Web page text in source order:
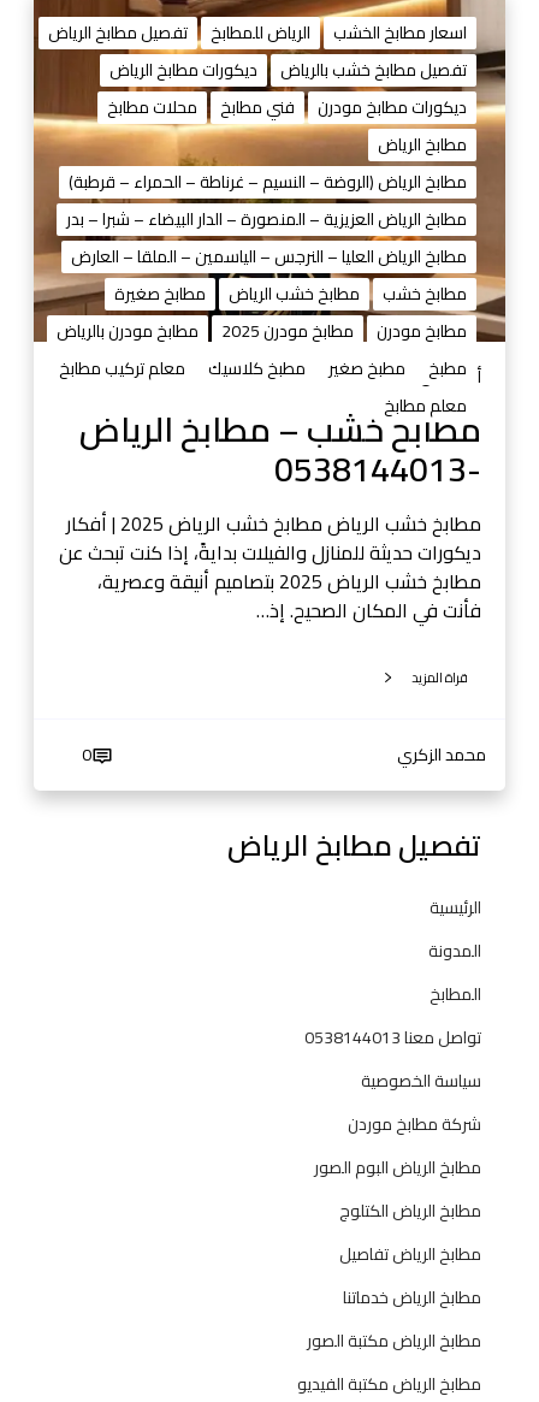
خ
خ
م
ط
ا
ب
اسعار مطابخ الخشب الرياض للمطابخ
تفصيل مطابخ الرياض
تفصيل مطابخ خشب بالرياض
ديكورات مطابخ الرياض
ديكورات مطابخ مودرن
فني مطابخ
محلات مطابخ
مطابخ الرياض
مطابخ الرياض (الروضة – النسيم – غرناطة – الحمراء – قرطبة)
مطابخ الرياض العزيزية – المنصورة – الدار البيضاء – شبرا – بدر
مطابخ الرياض العليا – النرجس – الياسمين – الملقا – العارض
مطابخ خشب
مطابخ خشب الرياض
مطابخ صغيرة
مطابخ مودرن
مطابخ مودرن 2025
مطابخ مودرن بالرياض
مطبخ
مطبخ صغير مطبخ كلاسيك
معلم تركيب مطابخ
معلم مطابخ
أغسطس 29, 2025
مطابخ خشب – مطابخ الرياض
-0538144013
مطابخ خشب الرياض مطابخ خشب الرياض 2025 | أفكار
ديكورات حديثة للمنازل والفيلات بدايةً، إذا كنت تبحث عن
مطابخ خشب الرياض 2025 بتصاميم أنيقة وعصرية،
فأنت في المكان الصحيح. إذ…
قراة المزيد
محمد الزكري 0
تفصيل مطابخ الرياض
الرئيسية
المدونة
المطابخ
تواصل معنا 0538144013
سياسة الخصوصية
شركة مطابخ موردن
مطابخ الرياض البوم الصور
مطابخ الرياض الكتلوج
مطابخ الرياض تفاصيل
مطابخ الرياض خدماتنا
مطابخ الرياض مكتبة الصور
مطابخ الرياض مكتبة الفيديو